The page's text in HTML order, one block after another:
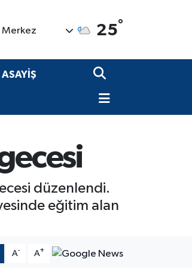
Merkez 25°
ASAYİŞ
düzenlendi.
eğitim alan
A- A+